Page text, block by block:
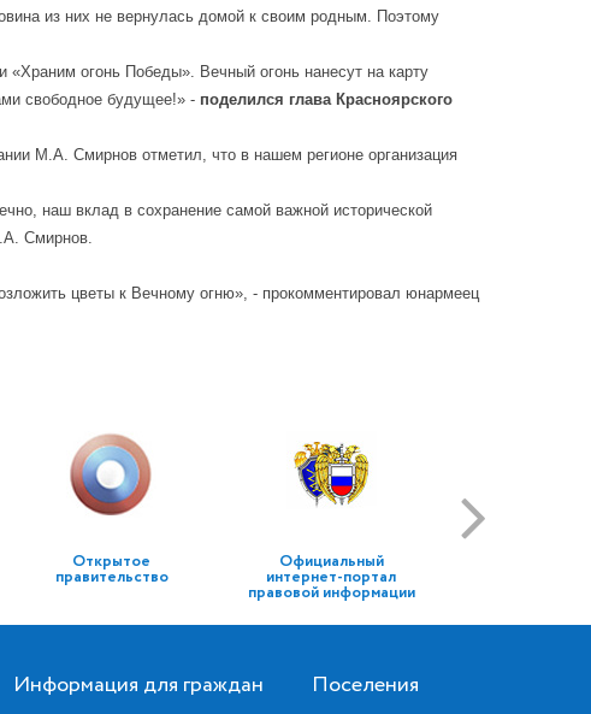
из них не вернулась домой к своим родным. Поэтому
«Храним огонь Победы». Вечный огонь нанесут на карту
свободное будущее!» - поделился глава Красноярского
М.А. Смирнов отметил, что в нашем регионе организация
наш вклад в сохранение самой важной исторической
Смирнов.
цветы к Вечному огню», - прокомментировал юнармеец
Открытое
правительство
Официальный
интернет-портал
правовой информации
Информация для граждан Поселения